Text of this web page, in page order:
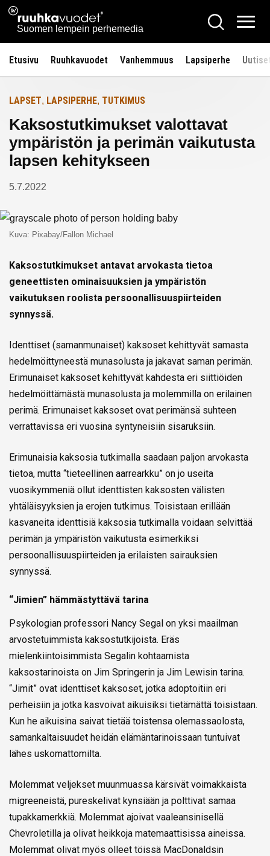
Siirry
sisältöön
Ruuhkavuodet.fi
Suomen lempein perhemedia
Hae
Etusivu Ruuhkavuodet Vanhemmuus Lapsiperhe
Etusivulle
LAPSET, LAPSIPERHE, TUTKIMUS
Kaksostutkimukset valottavat
ympäristön ja perimän vaikutusta
lapsen kehitykseen
5.7.2022
Kuva: Pixabay/Fallon Michael
Kaksostutkimukset antavat arvokasta tietoa
geneettisten ominaisuuksien ja ympäristön
vaikutuksen roolista persoonallisuuspiirteiden
synnyssä.
Identtiset (samanmunaiset) kaksoset kehittyvät samasta
hedelmöittyneestä munasolusta ja jakavat saman perimän.
Erimunaiset kaksoset kehittyvät kahdesta eri siittiöiden
hedelmöittämästä munasolusta ja molemmilla on erilainen
perimä. Erimunaiset kaksoset ovat perimänsä suhteen
verrattavissa eri vuosina syntyneisiin sisaruksiin.
Erimunaisia kaksosia tutkimalla saadaan paljon arvokasta
tietoa, mutta “tieteellinen aarrearkku” on jo useita
vuosikymmeniä ollut identtisten kaksosten välisten
yhtäläisyyksien ja erojen tutkimus. Toisistaan erillään
kasvaneita identtisiä kaksosia tutkimalla voidaan selvittää
perimän ja ympäristön vaikutusta esimerkiksi
persoonallisuuspiirteiden ja erilaisten sairauksien
synnyssä.
“Jimien” hämmästyttävä tarina
Psykologian professori Nancy Segal on yksi maailman
arvostetuimmista kaksostutkijoista. Eräs
mielenkiintoisimmista Segalin kohtaamista
kaksostarinoista on Jim Springerin ja Jim Lewisin tarina.
“Jimit” ovat identtiset kaksoset, jotka adoptoitiin eri
perheisiin ja jotka kasvoivat aikuisiksi tietämättä toisistaan.
Kun he aikuisina saivat tietää toistensa olemassaolosta,
samankaltaisuudet heidän elämäntarinoissaan tuntuivat
lähes uskomattomilta.
Molemmat veljekset muunmuassa kärsivät voimakkaista
migreeneistä, pureskelivat kynsiään ja polttivat samaa
tupakkamerkkiä. Molemmat ajoivat vaaleansinisellä
Chevroletilla ja olivat heikkoja matemaattisissa aineissa.
Molemmat olivat myös olleet töissä MacDonaldsin